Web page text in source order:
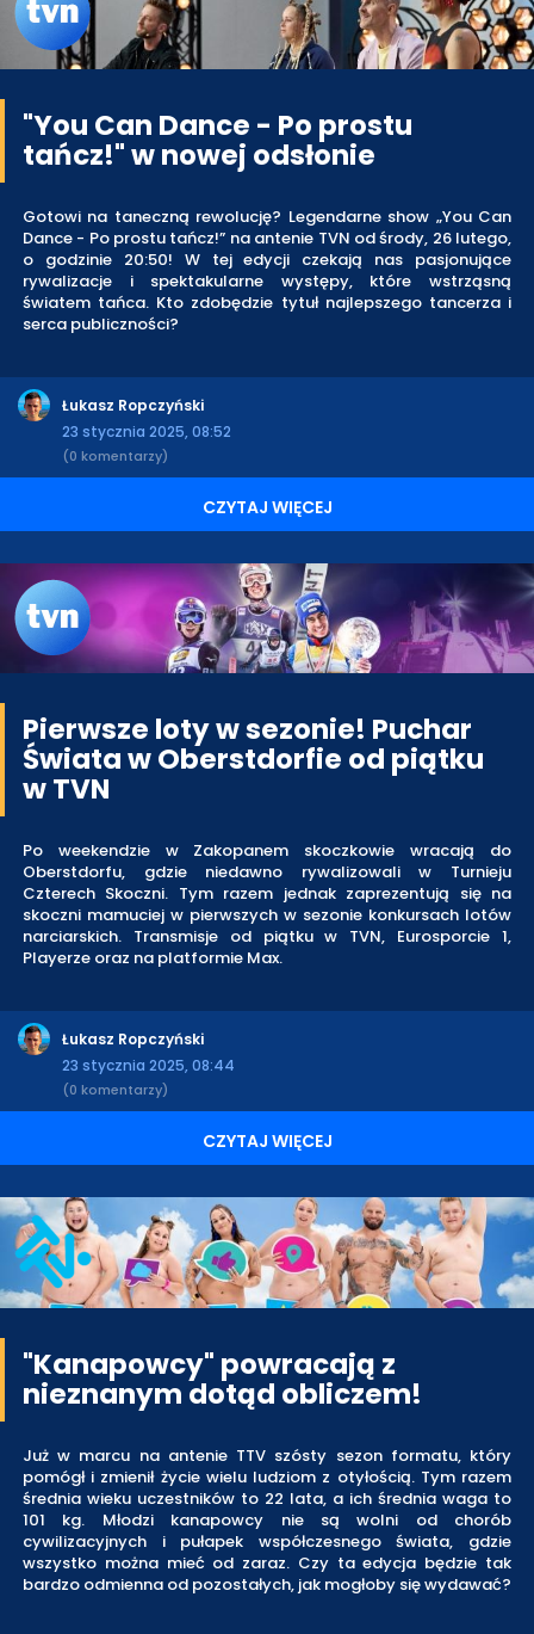
"You Can Dance - Po prostu
tańcz!" w nowej odsłonie
Gotowi na taneczną rewolucję? Legendarne show „You Can
Dance - Po prostu tańcz!” na antenie TVN od środy, 26 lutego,
o godzinie 20:50! W tej edycji czekają nas pasjonujące
rywalizacje i spektakularne występy, które wstrząsną
światem tańca. Kto zdobędzie tytuł najlepszego tancerza i
serca publiczności?
Łukasz Ropczyński
23 stycznia 2025, 08:52
(0 komentarzy)
CZYTAJ WIĘCEJ
Pierwsze loty w sezonie! Puchar
Świata w Oberstdorfie od piątku
w TVN
Po weekendzie w Zakopanem skoczkowie wracają do
Oberstdorfu, gdzie niedawno rywalizowali w Turnieju
Czterech Skoczni. Tym razem jednak zaprezentują się na
skoczni mamuciej w pierwszych w sezonie konkursach lotów
narciarskich. Transmisje od piątku w TVN, Eurosporcie 1,
Playerze oraz na platformie Max.
Łukasz Ropczyński
23 stycznia 2025, 08:44
(0 komentarzy)
CZYTAJ WIĘCEJ
"Kanapowcy" powracają z
nieznanym dotąd obliczem!
Już w marcu na antenie TTV szósty sezon formatu, który
pomógł i zmienił życie wielu ludziom z otyłością. Tym razem
średnia wieku uczestników to 22 lata, a ich średnia waga to
101 kg. Młodzi kanapowcy nie są wolni od chorób
cywilizacyjnych i pułapek współczesnego świata, gdzie
wszystko można mieć od zaraz. Czy ta edycja będzie tak
bardzo odmienna od pozostałych, jak mogłoby się wydawać?